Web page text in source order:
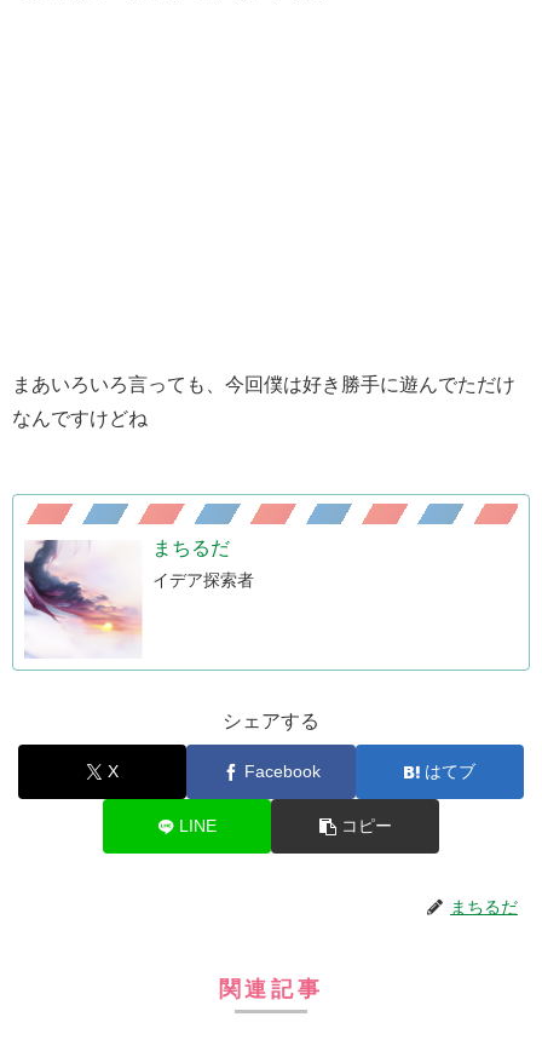
まあいろいろ言っても、今回僕は好き勝手に遊んでただけ
なんですけどね
まちるだ
イデア探索者
シェアする
X Facebook はてブ
LINE コピー
まちるだ
関連記事